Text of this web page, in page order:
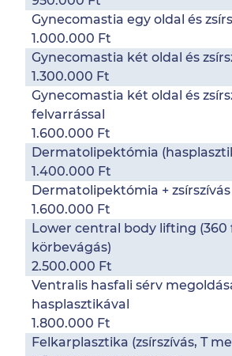
Gynecomastia egy oldal és
1.000.000 Ft
Gynecomastia két oldal és
1.300.000 Ft
Gynecomastia két oldal és
felvarrással
1.600.000 Ft
Dermatolipektómia
1.400.000 Ft
Dermatolipektómia + zsírszívás
1.600.000 Ft
Lower central body lifting (360
körbevágás)
2.500.000 Ft
Ventralis hasfali sérv
hasplasztikával
1.800.000 Ft
Felkarplasztika (zsírszívás, T